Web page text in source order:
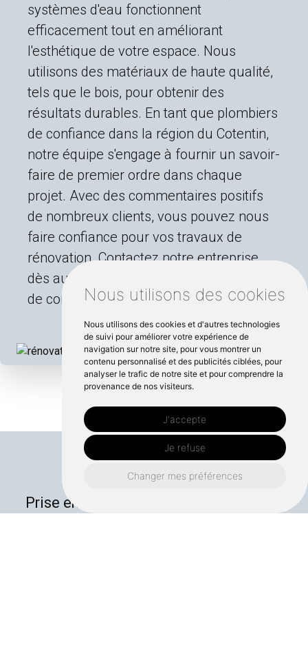
Nous utilisons des cookies
Nous utilisons des cookies et d'autres technologies
de suivi pour améliorer votre expérience de
navigation sur notre site, pour vous montrer un
contenu personnalisé et des publicités ciblées, pour
analyser le trafic de notre site et pour comprendre la
provenance de nos visiteurs.
J'accepte
Je refuse
Changer mes préférences
systèmes d'eau fonctionnent
efficacement tout en améliorant
l'esthétique de votre espace. Nous
utilisons des matériaux de haute qualité,
tels que le bois, pour obtenir des
résultats durables. En tant que plombiers
de confiance dans la région du Cotentin,
notre équipe s'engage à fournir un savoir-
faire de premier ordre dans chaque
projet. Avec des commentaires positifs
de nombreux clients, vous pouvez nous
faire confiance pour vos travaux de
rénovation. Contactez notre entreprise
dès aujourd'hui pour un service artisanal
de confiance à Sottevast.
Prise en charge de vos projets de A à Z